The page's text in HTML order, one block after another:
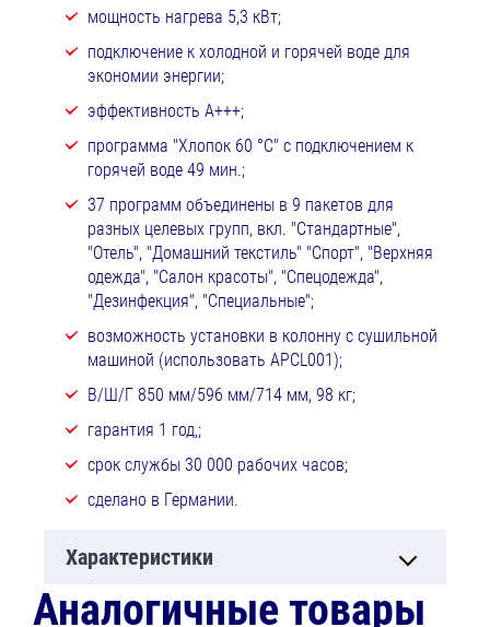
мощность нагрева 5,3 кВт;
подключение к холодной и горячей воде для
экономии энергии;
эффективность А+++;
программа "Хлопок 60 °C" с подключением к
горячей воде 49 мин.;
37 программ объединены в 9 пакетов для
разных целевых групп, вкл. "Стандартные",
"Отель", "Домашний текстиль" "Спорт", "Верхняя
одежда", "Салон красоты", "Спецодежда",
"Дезинфекция", "Специальные";
возможность установки в колонну с сушильной
машиной (использовать APCL001);
В/Ш/Г 850 мм/596 мм/714 мм, 98 кг;
гарантия 1 год,;
срок службы 30 000 рабочих часов;
сделано в Германии.
Характеристики
Аналогичные товары